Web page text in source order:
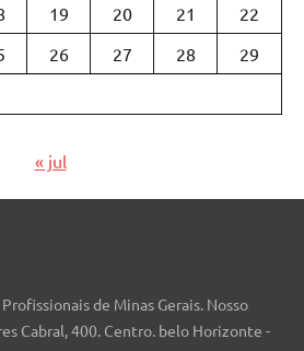
19 20 21
22
26 27 28
29
« jul
de Minas Gerais. Nosso
Cabral, 400. Centro. belo Horizonte -